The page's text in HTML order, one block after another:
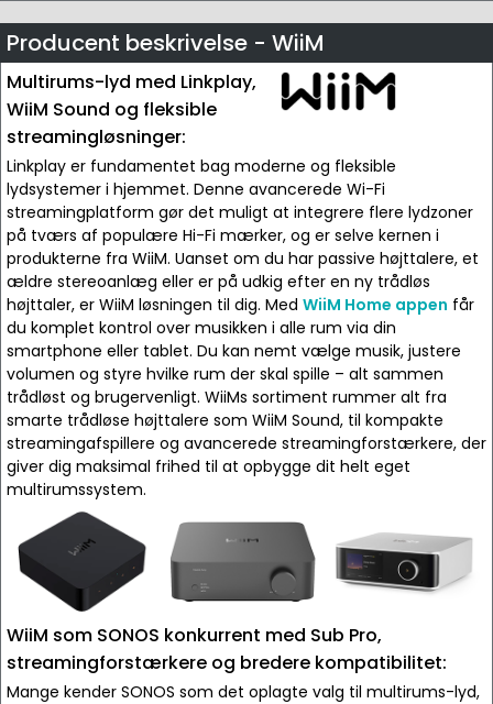
Producent beskrivelse - WiiM
Multirums-lyd med Linkplay,
WiiM Sound og fleksible
streamingløsninger:
Linkplay er fundamentet bag moderne og fleksible
lydsystemer i hjemmet. Denne avancerede Wi-Fi
streamingplatform gør det muligt at integrere flere lydzoner
på tværs af populære Hi-Fi mærker, og er selve kernen i
produkterne fra WiiM. Uanset om du har passive højttalere, et
ældre stereoanlæg eller er på udkig efter en ny trådløs
højttaler, er WiiM løsningen til dig. Med WiiM Home appen får
du komplet kontrol over musikken i alle rum via din
smartphone eller tablet. Du kan nemt vælge musik, justere
volumen og styre hvilke rum der skal spille – alt sammen
trådløst og brugervenligt. WiiMs sortiment rummer alt fra
smarte trådløse højttalere som WiiM Sound, til kompakte
streamingafspillere og avancerede streamingforstærkere, der
giver dig maksimal frihed til at opbygge dit helt eget
multirumssystem.
WiiM som SONOS konkurrent med Sub Pro,
streamingforstærkere og bredere kompatibilitet:
Mange kender SONOS som det oplagte valg til multirums-lyd,